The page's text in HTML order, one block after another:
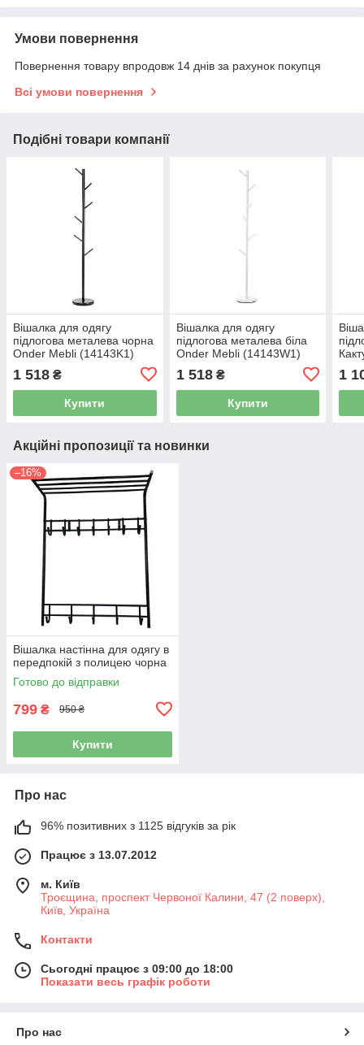
Умови повернення
Повернення товару впродовж 14 днів за рахунок покупця
Всі умови повернення
Подібні товари компанії
Вішалка для одягу
підлогова металева чорна
Onder Mebli (14143K1)
1 518 ₴
Купити
Вішалка для одягу
підлогова металева біла
Onder Mebli (14143W1)
1 518₴
Купити
1
Акційні пропозиції та новинки
–16%
Вішалка настінна для одягу в
передпокій з полицею чорна
Готово до відправки
799 ₴ 950 ₴
Купити
Про нас
96% позитивних з 1125 відгуків за рік
Працює з 13.07.2012
м. Київ
Троєщина, проспект Червоної Калини, 47 (2 поверх),
Київ, Україна
Контакти
Сьогодні працює з 09:00 до 18:00
Показати весь графік роботи
Про нас